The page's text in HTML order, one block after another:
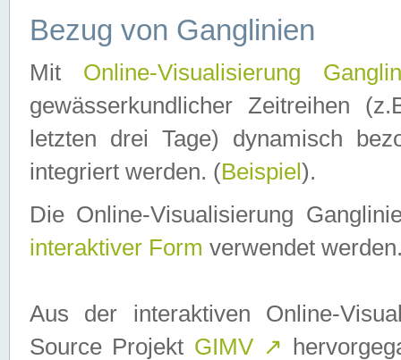
Bezug von Ganglinien
Mit Online-Visualisierung
gewässerkundlicher Zeitreihen
letzten drei Tage) dynamisch
integriert werden. (Beispiel ).
Die Online-Visualisierung
interaktiver Form verwendet
Aus der interaktiven Online-
Source Projekt GIMV ↗